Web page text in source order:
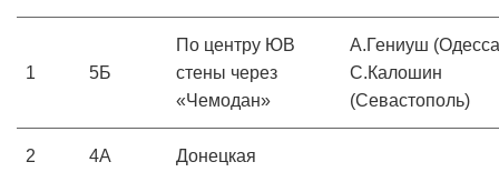
1 5Б
По центру ЮВ
стены через
«Чемодан»
А.Гениуш
С.Калошин
(Севастополь)
2 4А Донецкая